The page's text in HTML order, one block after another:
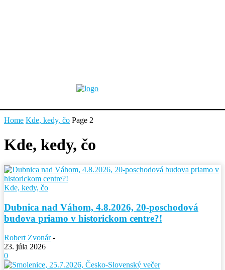
Home Kde, kedy, čo Page 2
Kde, kedy, čo
Kde, kedy, čo
Dubnica nad Váhom, 4.8.2026, 20-poschodová
budova priamo v historickom centre?!
Robert Zvonár -
23. júla 2026
0